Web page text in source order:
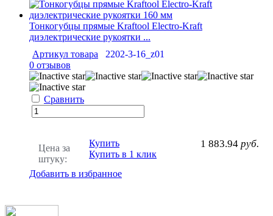
Тонкогубцы прямые Kraftool Electro-Kraft
диэлектрические рукоятки ...
Артикул товара
2202-3-16_z01
0 отзывов
Сравнить
Цена за
штуку:
1 883.94 руб.
Купить
Купить в 1 клик
Добавить в избранное